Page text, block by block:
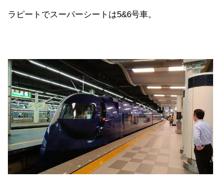
ラピートでスーパーシートは5&6号車。